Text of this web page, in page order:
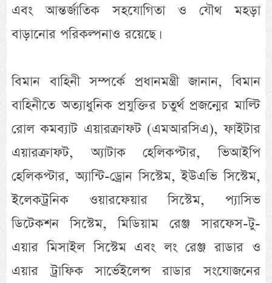
এবং আন্তর্জাতিক সহযোগিতা ও যৌথ মহড়া
বাড়ানোর পরিকল্পনাও রয়েছে।
বিমান বাহিনী সম্পর্কে প্রধানমন্ত্রী জানান, বিমান
বাহিনীতে অত্যাধুনিক প্রযুক্তির চতুর্থ প্রজন্মের মাল্টি
রোল কমব্যাট এয়ারক্রাফট (এমআরসিএ), ফাইটার
এয়ারক্রাফট, অ্যাটাক হেলিকপ্টার, ভিআইপি
হেলিকপ্টার, অ্যান্টি-ড্রোন সিস্টেম, ইউএভি সিস্টেম,
ইলেকট্রনিক ওয়ারফেয়ার সিস্টেম, প্যাসিভ
ডিটেকশন সিস্টেম, মিডিয়াম রেঞ্জ সারফেস-টু-
এয়ার মিসাইল সিস্টেম এবং লং রেঞ্জ রাডার ও
এয়ার ট্রাফিক সার্ভেইলেন্স রাডার সংযোজনের